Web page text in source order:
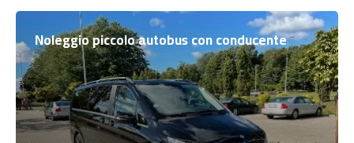
Noleggio piccolo autobus con conducente